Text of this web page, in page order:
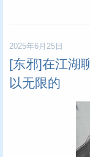
2025年6月25日
[东邪]在江湖
以无限的